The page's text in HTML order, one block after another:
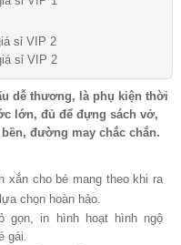
sỉ VIP 2
sỉ VIP 2
dễ thương, là phụ kiện thời
lớn, đủ để đựng sách vở,
đường may chắc chắn.
xắn cho bé mang theo khi ra
chọn hoàn hảo.
gọn, in hình hoạt hình ngộ
gái.